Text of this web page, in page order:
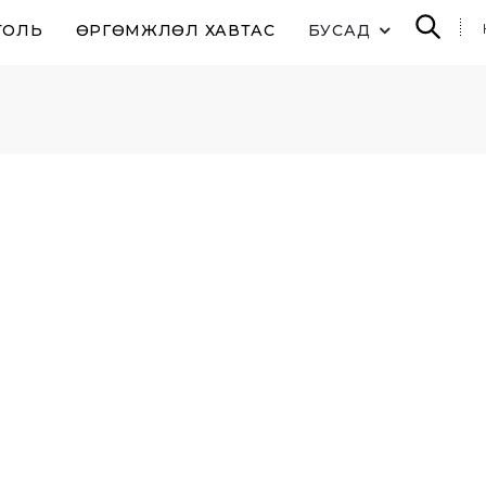
ӨРГӨМЖЛӨЛ ХАВТАС БУСАД